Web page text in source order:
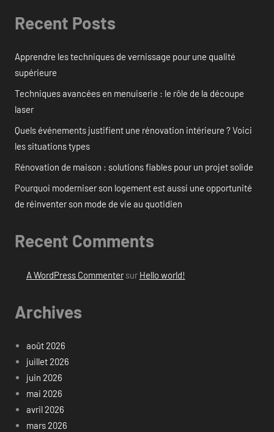
Recent Posts
Apprendre les techniques de vernissage pour une qualité
supérieure
Techniques avancées en menuiserie : le rôle de la découpe
laser
Quels événements justifient une rénovation intérieure ? Voici
les situations types
Rénovation de maison : solutions fiables pour un projet solide
Pourquoi moderniser son logement est aussi une opportunité
de réinventer son mode de vie au quotidien
Recent Comments
A WordPress Commentersur Hello world!
Archives
août 2026
juillet 2026
juin 2026
mai 2026
avril 2026
mars 2026